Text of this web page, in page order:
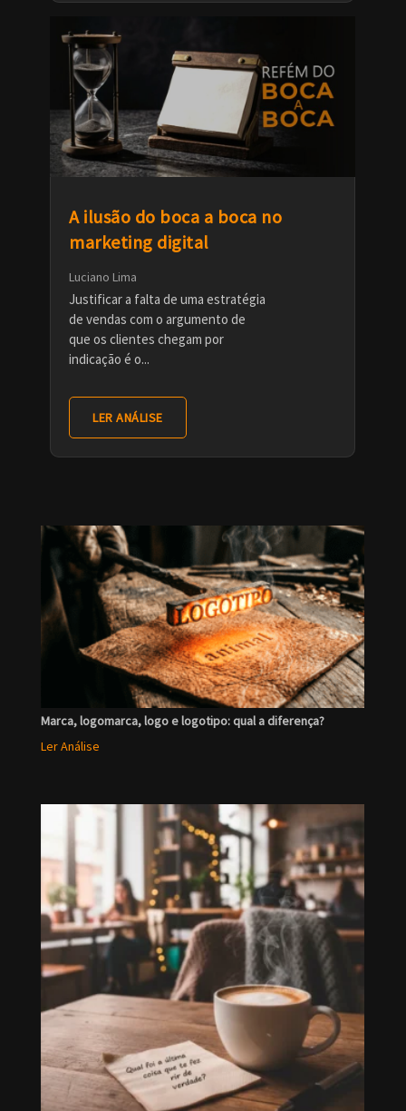
A ilusão do boca a boca no
marketing digital
Luciano Lima
Justificar a falta de uma estratégia
de vendas com o argumento de
que os clientes chegam por
indicação é o...
LER ANÁLISE
Marca, logomarca, logo e logotipo: qual a diferença?
Ler Análise